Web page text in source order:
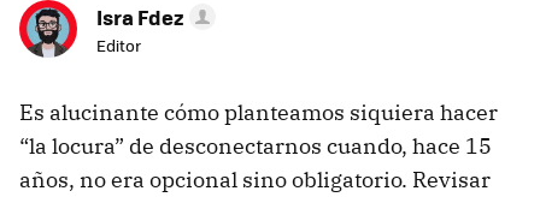
Isra Fdez
Editor
Es alucinante cómo planteamos siquiera hacer
“la locura” de desconectarnos cuando, hace 15
años, no era opcional sino obligatorio. Revisar